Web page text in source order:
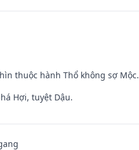
thuộc hành Thổ không sợ Mộc.
Hợi, tuyệt Dậu.